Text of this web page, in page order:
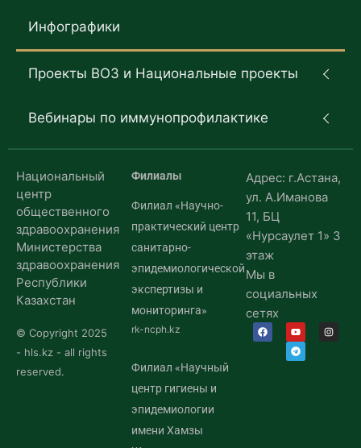
Инфографики
Проекты ВОЗ и Национальные проекты
Вебинары по иммунопрофилактике
Национальный
центр
общественного
здравоохранения
Министерства
здравоохранения
Республики
Казахстан
© Copyright 2025
- hls.kz - all rights
reserved.
Филиалы
Филиал «Научно-
практический центр
санитарно-
эпидемиологической
экспертизы и
мониторинга»
rk-ncph.kz
Филиал «Научный
центр гигиены и
эпидемиологии
имени Хамзы
Адрес: г.Астана,
ул. А.Иманова
11, БЦ
«Нурсаулет 1» 3
этаж
Мы в
социальных
сетях